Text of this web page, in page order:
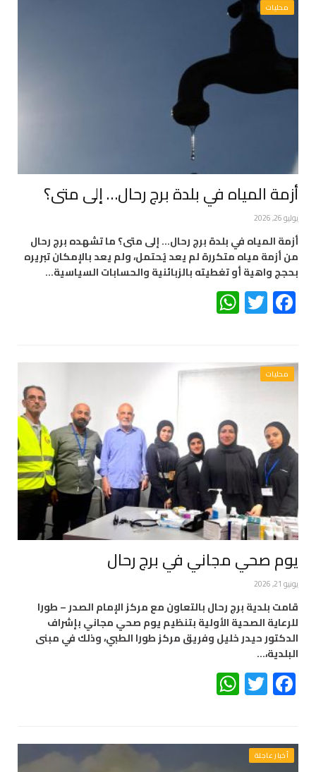
محليات
أزمة المياه في بلدة برج رحال… إلى متى؟
يوليو 26, 2026
أزمة المياه في بلدة برج رحال… إلى متى؟ ما تشهده برج رحال
من أزمة مياه متكررة لم يعد يُحتمل، ولم يعد بالإمكان تبريره
بحجج واهية أو تغطيته بالزبائنية والحسابات السياسية…
Facebook
Twitter
محليات
يوم صحي مجاني في برج رحال
يونيو 21, 2026
قامت بلدية برج رحال بالتعاون مع مركز الإمام الصدر – طورا
للرعاية الصحية الأولية بتنظيم يوم صحي مجاني بإشراف
الدكتور حيدر خليل وفريق مركز طورا الطبي، وذلك في مبنى
البلدية،…
Facebook
Twitter
أخبار عاجلة